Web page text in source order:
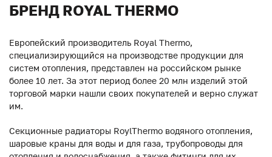
БРЕНД ROYAL THERMO
Европейский производитель Royal Thermo,
специализирующийся на производстве продукции для
систем отопления, представлен на российском рынке
более 10 лет. За этот период более 20 млн изделий этой
торговой марки нашли своих покупателей и верно служат
им.
Секционные радиаторы RoylThermo водяного отопления,
шаровые краны для воды и для газа, трубопроводы для